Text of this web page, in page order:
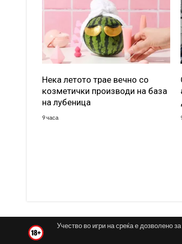
Нека летото трае вечно со
козметички производи на база
на лубеница
9 часа
Учество во игри на среќа е дозволено